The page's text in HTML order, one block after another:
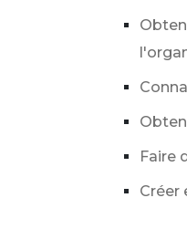
Faire
Créer